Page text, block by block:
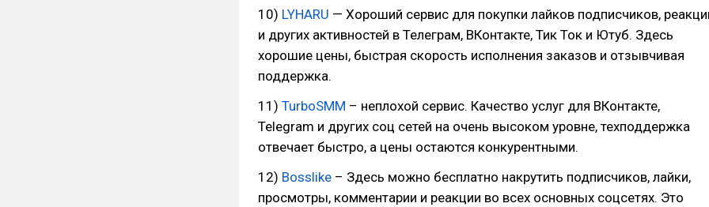
10) LYHARU — Хороший сервис для покупки лайков подписчиков,
и других активностей в Телеграм, ВКонтакте, Тик Ток и Ютуб. Здесь
хорошие цены, быстрая скорость исполнения заказов и отзывчивая
поддержка.
11) TurboSMM – неплохой сервис. Качество услуг для ВКонтакте,
Telegram и других соц сетей на очень высоком уровне, техподдержка
отвечает быстро, а цены остаются конкурентными.
12) Bosslike – Здесь можно бесплатно накрутить подписчиков, лайки,
просмотры, комментарии и реакции во всех основных соцсетях. Это